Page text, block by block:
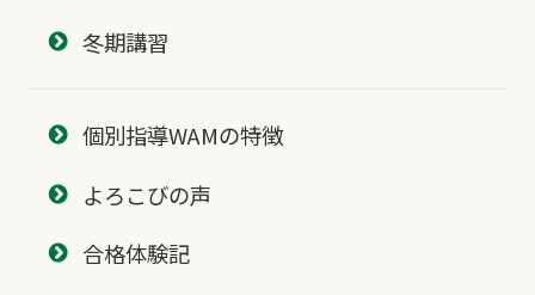
冬期講習
個別指導WAMの特徴
よろこびの声
合格体験記